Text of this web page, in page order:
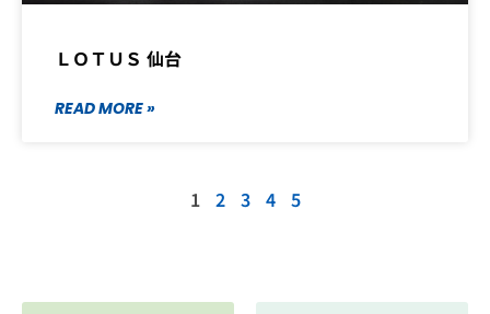
ＬＯＴＵＳ 仙台
READ MORE »
1 2 3 4 5